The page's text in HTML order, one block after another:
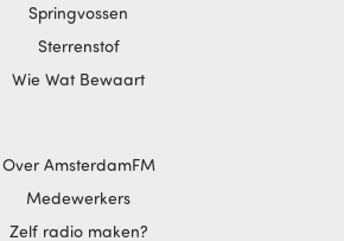
Springvossen
Sterrenstof
Wie Wat Bewaart
Over AmsterdamFM
Medewerkers
Zelf radio maken?